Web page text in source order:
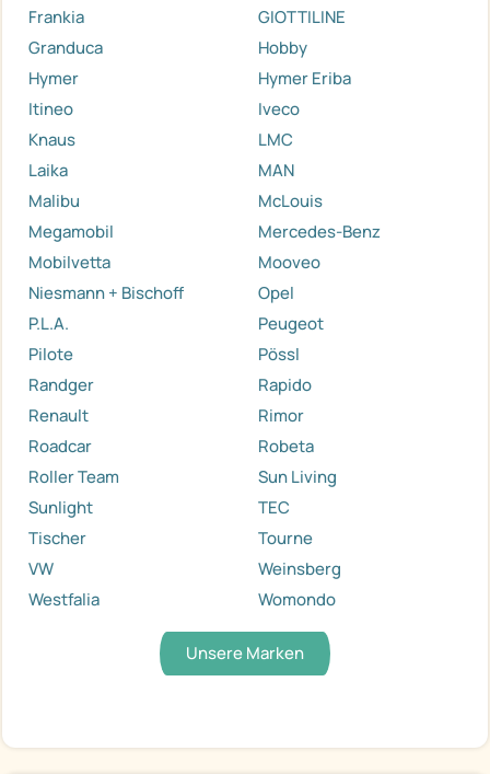
Frankia
GIOTTILINE
Granduca
Hobby
Hymer
Hymer Eriba
Itineo
Iveco
Knaus
LMC
Laika
MAN
Malibu
McLouis
Megamobil
Mercedes-Benz
Mobilvetta
Mooveo
Niesmann + Bischoff
Opel
P.L.A.
Peugeot
Pilote
Pössl
Randger
Rapido
Renault
Rimor
Roadcar
Robeta
Roller Team
Sun Living
Sunlight
TEC
Tischer
Tourne
VW
Weinsberg
Westfalia
Womondo
Unsere Marken